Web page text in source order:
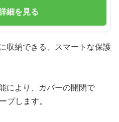
細を見る
収納できる、スマートな保護
により、カバーの開閉で
プします。